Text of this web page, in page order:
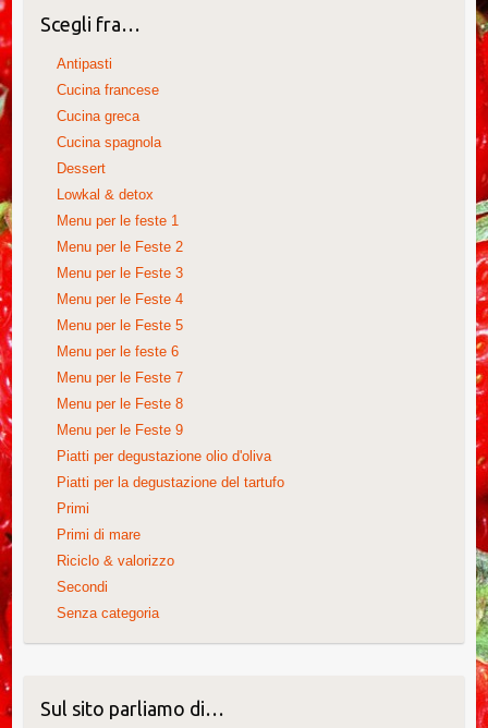
Scegli fra…
Antipasti
Cucina francese
Cucina greca
Cucina spagnola
Dessert
Lowkal & detox
Menu per le feste 1
Menu per le Feste 2
Menu per le Feste 3
Menu per le Feste 4
Menu per le Feste 5
Menu per le feste 6
Menu per le Feste 7
Menu per le Feste 8
Menu per le Feste 9
Piatti per degustazione olio d'oliva
Piatti per la degustazione del tartufo
Primi
Primi di mare
Riciclo & valorizzo
Secondi
Senza categoria
Sul sito parliamo di…